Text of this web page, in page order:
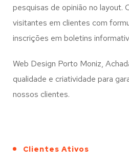
pesquisas de opinião no layout.
visitantes em clientes com
inscrições em boletins
Web Design Porto Moniz,
qualidade e criatividade para
nossos clientes.
Clientes Ativos